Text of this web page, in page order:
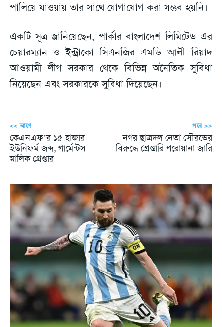
পালিয়ে যাওয়ায় তার সাথে যোগাযোগ করা সম্ভব হয়নি।
একটি সূত্র জানিয়েছেন, পার্কার বাংলাদেশ লিমিটেড এর
চেয়ারম্যান ও ইন্ট্রাকো সিএনজির এমডি আলী রিয়াদ
আওয়ামী লীগ সরকার থেকে বিভিন্ন অনৈতিক সুবিধা
নিয়েছেন এবং সরকারকে সুবিধা দিয়েছেন।
<< আগে
কেএনএফ’র ১৫ হাজার
ইউনিফর্ম জব্দ, গার্মেন্টস
মালিক গ্রেপ্তার
পরে >>
নগর ছাত্রদল নেতা সৌরভের
বিরুদ্ধে গ্রেপ্তারি পরোয়ানা জারি